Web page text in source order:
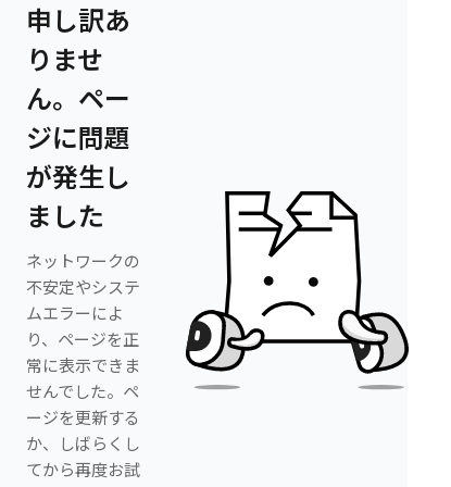
申し訳あ
りませ
ん。ペー
ジに問題
が発生し
ました
ネットワークの
不安定やシステ
ムエラーによ
り、ページを正
常に表示できま
せんでした。ペ
ージを更新する
か、しばらくし
てから再度お試